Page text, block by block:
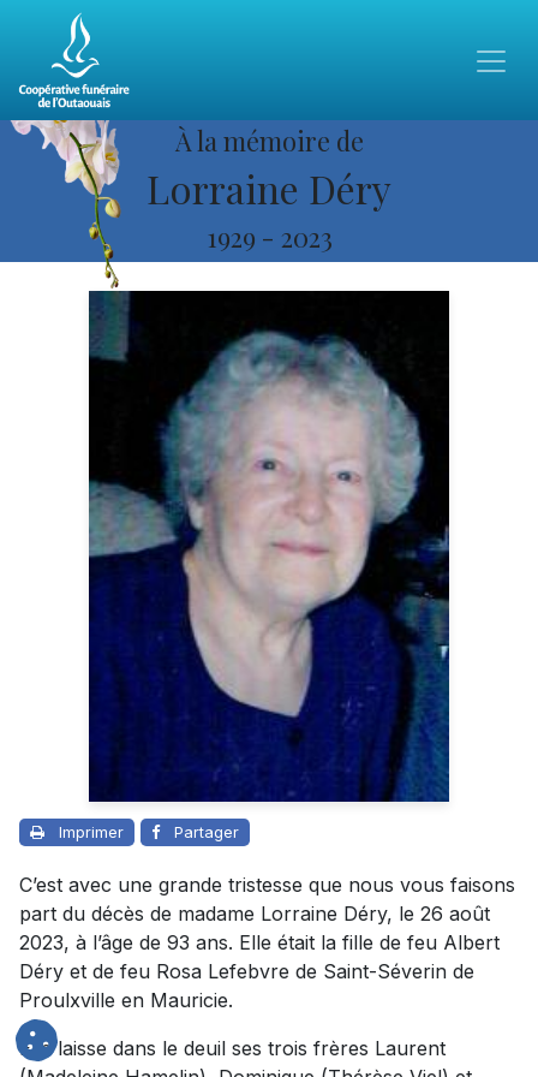
À la mémoire de
Lorraine Déry
1929 - 2023
Imprimer Partager
C’est avec une grande tristesse que nous vous faisons
part du décès de madame Lorraine Déry, le 26 août
2023, à l’âge de 93 ans. Elle était la fille de feu Albert
Déry et de feu Rosa Lefebvre de Saint-Séverin de
Proulxville en Mauricie.
Elle laisse dans le deuil ses trois frères Laurent